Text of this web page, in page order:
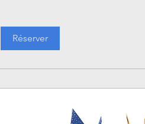
Réserver